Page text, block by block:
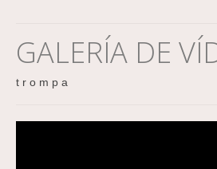
GALERÍA DE
t r o m p a